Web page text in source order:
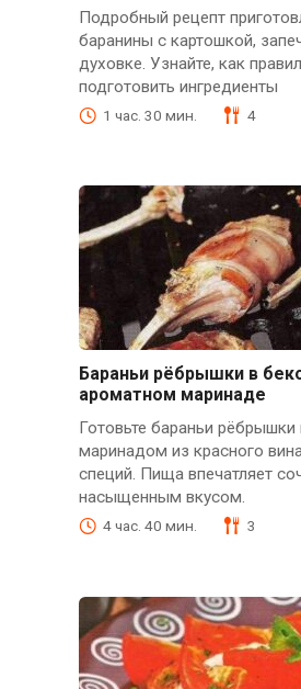
Подробный рецепт
баранины с картошкой,
духовке. Узнайте, как
подготовить ингредиенты
1 час. 30 мин. 4
Бараньи рёбрышки в
ароматном маринаде
Готовьте бараньи рёбрышки
маринадом из красного
специй. Пища впечатляет
насыщенным вкусом.
4 час. 40 мин. 3